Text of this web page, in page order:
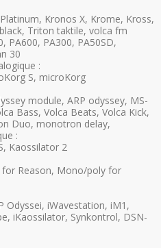
Kronos X, Krome, Kross,
Triton taktile, volca fm
PA600, PA300, PA50SD,
30
:
S, microKorg
module, ARP odyssey, MS-
Bass, Volca Beats, Volca Kick,
Duo, monotron delay,
:
Kaossilator 2
for Reason, Mono/poly for
Odyssei, iWavestation, iM1,
iKaossilator, Synkontrol, DSN-